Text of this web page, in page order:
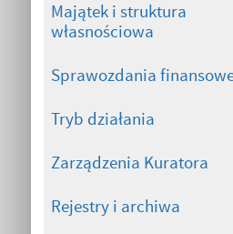
Majątek i struktura
własnościowa
Sprawozdania
Tryb działania
Zarządzenia Kuratora
Rejestry i archiwa